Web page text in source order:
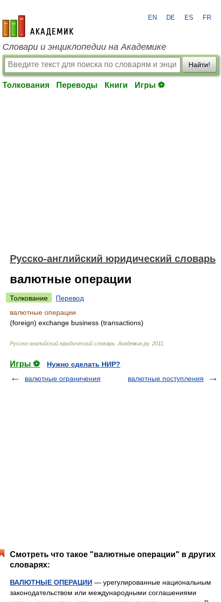
academic.ru
EN DE ES FR
Словари и энциклопедии на Академике
Найти!
Толкования Переводы Книги Игры ⚽
Русско-английский юридический словарь
валютные операции
Толкование
Перевод
валютные операции
(foreign) exchange business (transactions)
Русско-английский юридический словарь Академик.ру. 2011
Игры ⚽
Нужно сделать НИР?
валютные ограничения
валютные поступления
Смотреть что такое "валютные операции" в других
словарях:
ВАЛЮТНЫЕ ОПЕРАЦИИ — урегулированные национальным
законодательством или международными соглашениями